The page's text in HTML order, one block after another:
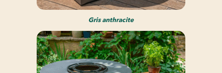
Gris anthracite